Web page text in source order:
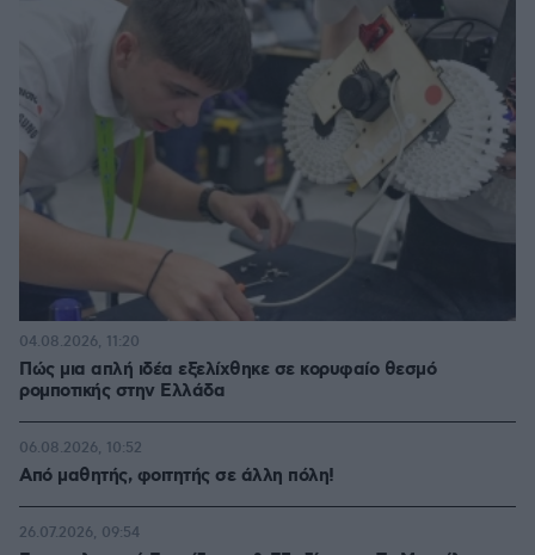
Πώς μια απλή ιδέα εξελίχθηκε σε κορυφαίο θεσμό
ρομποτικής στην Ελλάδα
04.08.2026, 11:20
Από μαθητής, φοιτητής σε άλλη πόλη!
06.08.2026, 10:52
26.07.2026, 09:54